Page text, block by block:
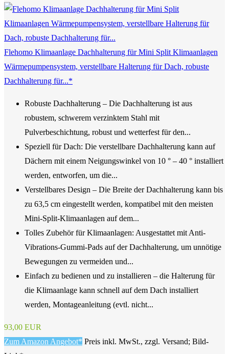
Flehomo Klimaanlage Dachhalterung für Mini Split Klimaanlagen
Wärmepumpensystem, verstellbare Halterung für Dach, robuste
Dachhalterung für...*
Robuste Dachhalterung – Die Dachhalterung ist aus
robustem, schwerem verzinktem Stahl mit
Pulverbeschichtung, robust und wetterfest für den...
Speziell für Dach: Die verstellbare Dachhalterung kann auf
Dächern mit einem Neigungswinkel von 10 ° – 40 ° installiert
werden, entworfen, um die...
Verstellbares Design – Die Breite der Dachhalterung kann bis
zu 63,5 cm eingestellt werden, kompatibel mit den meisten
Mini-Split-Klimaanlagen auf dem...
Tolles Zubehör für Klimaanlagen: Ausgestattet mit Anti-
Vibrations-Gummi-Pads auf der Dachhalterung, um unnötige
Bewegungen zu vermeiden und...
Einfach zu bedienen und zu installieren – die Halterung für
die Klimaanlage kann schnell auf dem Dach installiert
werden, Montageanleitung (evtl. nicht...
93,00 EUR
Zum Amazon Angebot* Preis inkl. MwSt., zzgl. Versand; Bild-